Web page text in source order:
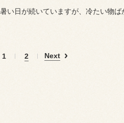
1 2 Next